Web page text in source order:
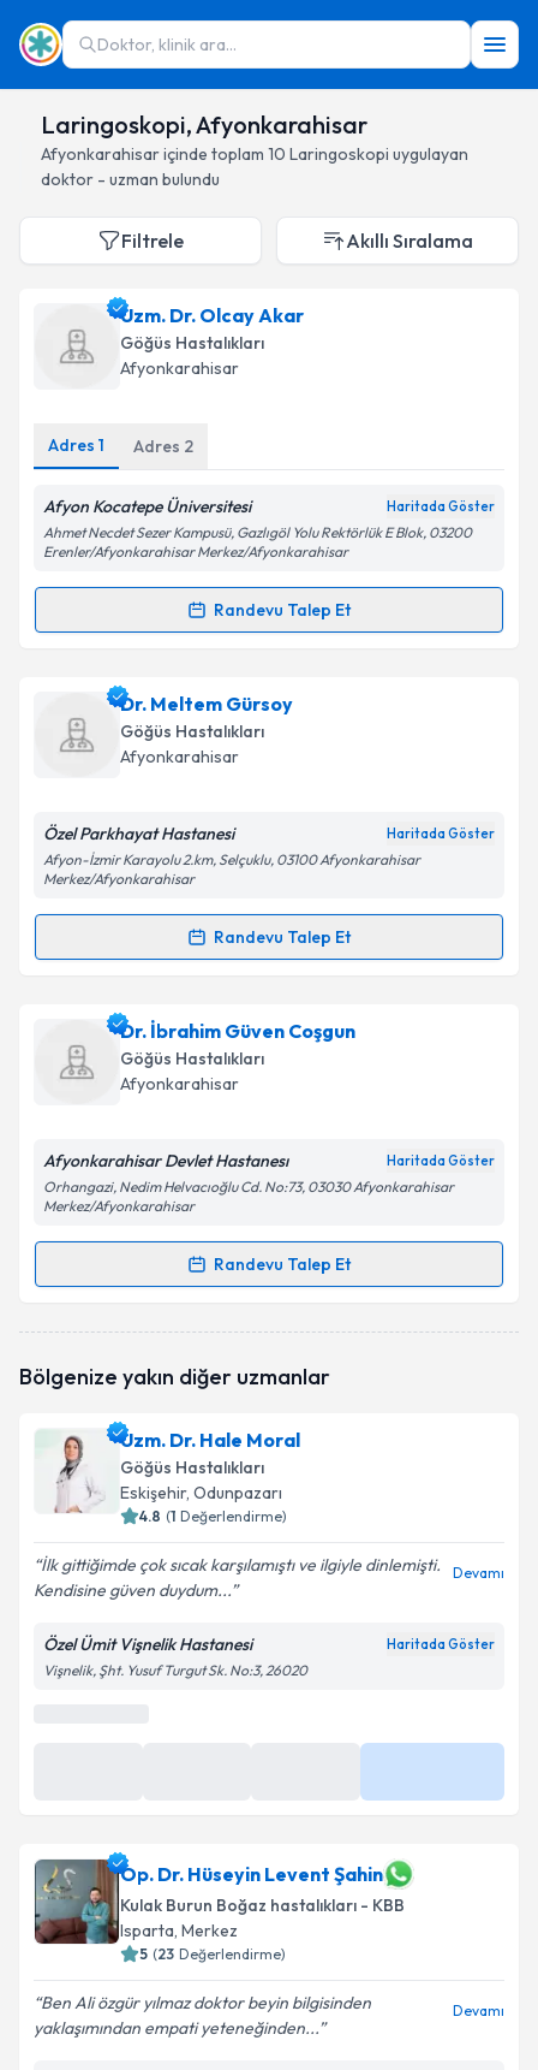
Doktor, klinik ara...
Laringoskopi, Afyonkarahisar
Afyonkarahisariçinde toplam 10 Laringoskopi uygulayan
doktor - uzman bulundu
Filtrele Akıllı Sıralama
Uzm. Dr. Olcay Akar
Göğüs Hastalıkları
Afyonkarahisar
Adres 1 Adres 2
Afyon Kocatepe Üniversitesi Haritada Göster
Ahmet Necdet Sezer Kampusü, Gazlıgöl Yolu Rektörlük E Blok, 03200
Erenler/Afyonkarahisar Merkez/Afyonkarahisar
Randevu Talep Et
Randevu Takvimi Talebi
Uzm. Dr. Olcay Akariçin randevu takvimi talebi
oluşturun. Size bu uzmandan randevu almanız için bir
takvim hazırlandığında e-posta ile bilgilendireceğiz.
Kişisel verilerimin işlenmesine ilişkinAydınlatma
'ni okudum ve kişisel verilerimin belirtilen
kapsamda işlenmesini kabul ediyorum.
Takvim Talebini Gönder
Dr. Meltem Gürsoy
Göğüs Hastalıkları
Afyonkarahisar
Özel Parkhayat Hastanesi Haritada Göster
Afyon-İzmir Karayolu 2.km, Selçuklu, 03100 Afyonkarahisar
Merkez/Afyonkarahisar
Randevu Talep Et
Randevu Takvimi Talebi
Dr. Meltem Gürsoyiçin randevu takvimi talebi
oluşturun. Size bu uzmandan randevu almanız için bir
takvim hazırlandığında e-posta ile bilgilendireceğiz.
Kişisel verilerimin işlenmesine ilişkinAydınlatma
'ni okudum ve kişisel verilerimin belirtilen
kapsamda işlenmesini kabul ediyorum.
Takvim Talebini Gönder
Dr. İbrahim Güven Coşgun
Göğüs Hastalıkları
Afyonkarahisar
Afyonkarahisar Devlet Hastanesı Haritada Göster
Orhangazi, Nedim Helvacıoğlu Cd. No:73, 03030 Afyonkarahisar
Merkez/Afyonkarahisar
Randevu Talep Et
Randevu Takvimi Talebi
talebi oluşturun. Size bu uzmandan randevu almanız
bilgilendireceğiz.
E-posta Adresiniz
Kişisel verilerimin işlenmesine ilişkin
kapsamda işlenmesini kabul ediyorum.
Bölgenize yakın diğer uzmanlar
Uzm. Dr. Hale Moral
Göğüs Hastalıkları
Eskişehir, Odunpazarı
4.8 (1 Değerlendirme)
İlk gittiğimde çok sıcak karşılamıştı ve ilgiyle dinlemişti.
Kendisine güven duydum...
Devamı
Özel Ümit Vişnelik Hastanesi Haritada Göster
Vişnelik, Şht. Yusuf Turgut Sk. No:3, 26020
Op. Dr. Hüseyin Levent Şahin
Kulak Burun Boğaz hastalıkları - KBB
Isparta, Merkez
5 (23 Değerlendirme)
Ben Ali özgür yılmaz doktor beyin bilgisinden
yaklaşımından empati yeteneğinden...
Devamı